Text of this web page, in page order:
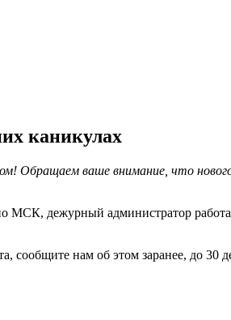
каникулах
ваше внимание, что
дежурный администратор
сообщите нам об этом заранее, до 30